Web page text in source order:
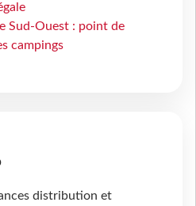
Sud-Ouest : point de
campings
distribution et